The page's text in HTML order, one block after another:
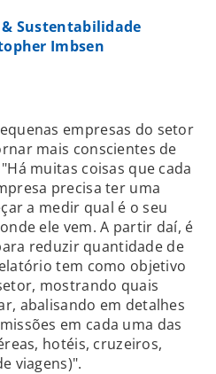
& Sustentabilidade
Imbsen
empresas do setor
mais conscientes de
muitas coisas que cada
precisa ter uma
a medir qual é o seu
ele vem. A partir daí, é
reduzir quantidade de
tem como objetivo
mostrando quais
abalisando em detalhes
em cada uma das
hotéis, cruzeiros,
viagens)".